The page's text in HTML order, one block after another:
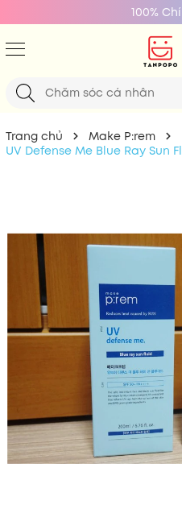
Trang chủ Make P:rem
UV Defense Me Blue Ray Sun